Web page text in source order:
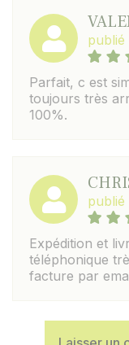
Parfait, c est
toujours très
100%.
Expédition et
téléphonique
facture par